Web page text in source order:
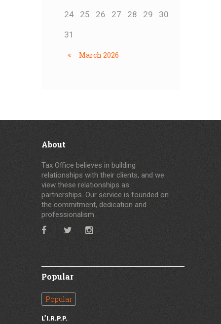
24 25 26 27 28 29 30
31
March 2026
About
Tax Office believes in building
relationships with their clients, and we
view these relationships as
partnerships. Our service is founded on
the commitment, dedication and
professionalism.
Popular
Popular
L’I.R.P.P.